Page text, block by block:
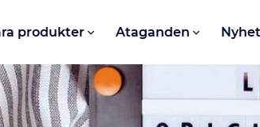
produkter Ataganden